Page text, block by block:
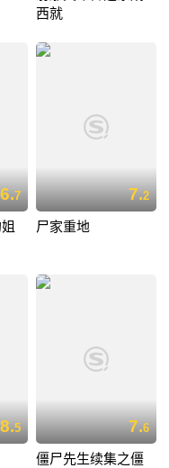
西就
6.7 7.2
尸家重地
8.5 7.6
僵尸先生续集之僵